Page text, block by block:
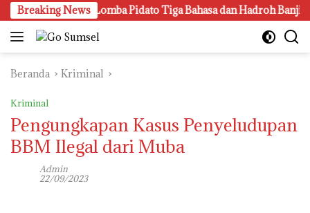
Langsung
ke
konten
Breaking News
Gen Z, Lomba Pidato Tiga Bahasa dan Hadroh Banjir
Beranda Kriminal
Kriminal
Pengungkapan Kasus Penyeludupan
BBM Ilegal dari Muba
Admin
22/09/2023